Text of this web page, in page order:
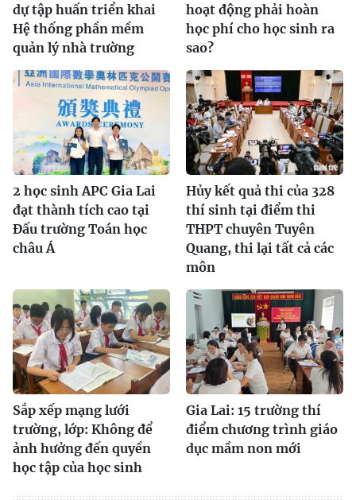
dự tập huấn triển khai
Hệ thống phần mềm
quản lý nhà trường
hoạt động phải hoàn
học phí cho học sinh ra
sao?
2 học sinh APC Gia Lai
đạt thành tích cao tại
Đấu trường Toán học
châu Á
Hủy kết quả thi của 328
thí sinh tại điểm thi
THPT chuyên Tuyên
Quang, thi lại tất cả các
môn
Sắp xếp mạng lưới
trường, lớp: Không để
ảnh hưởng đến quyền
học tập của học sinh
Gia Lai: 15 trường thí
điểm chương trình giáo
dục mầm non mới